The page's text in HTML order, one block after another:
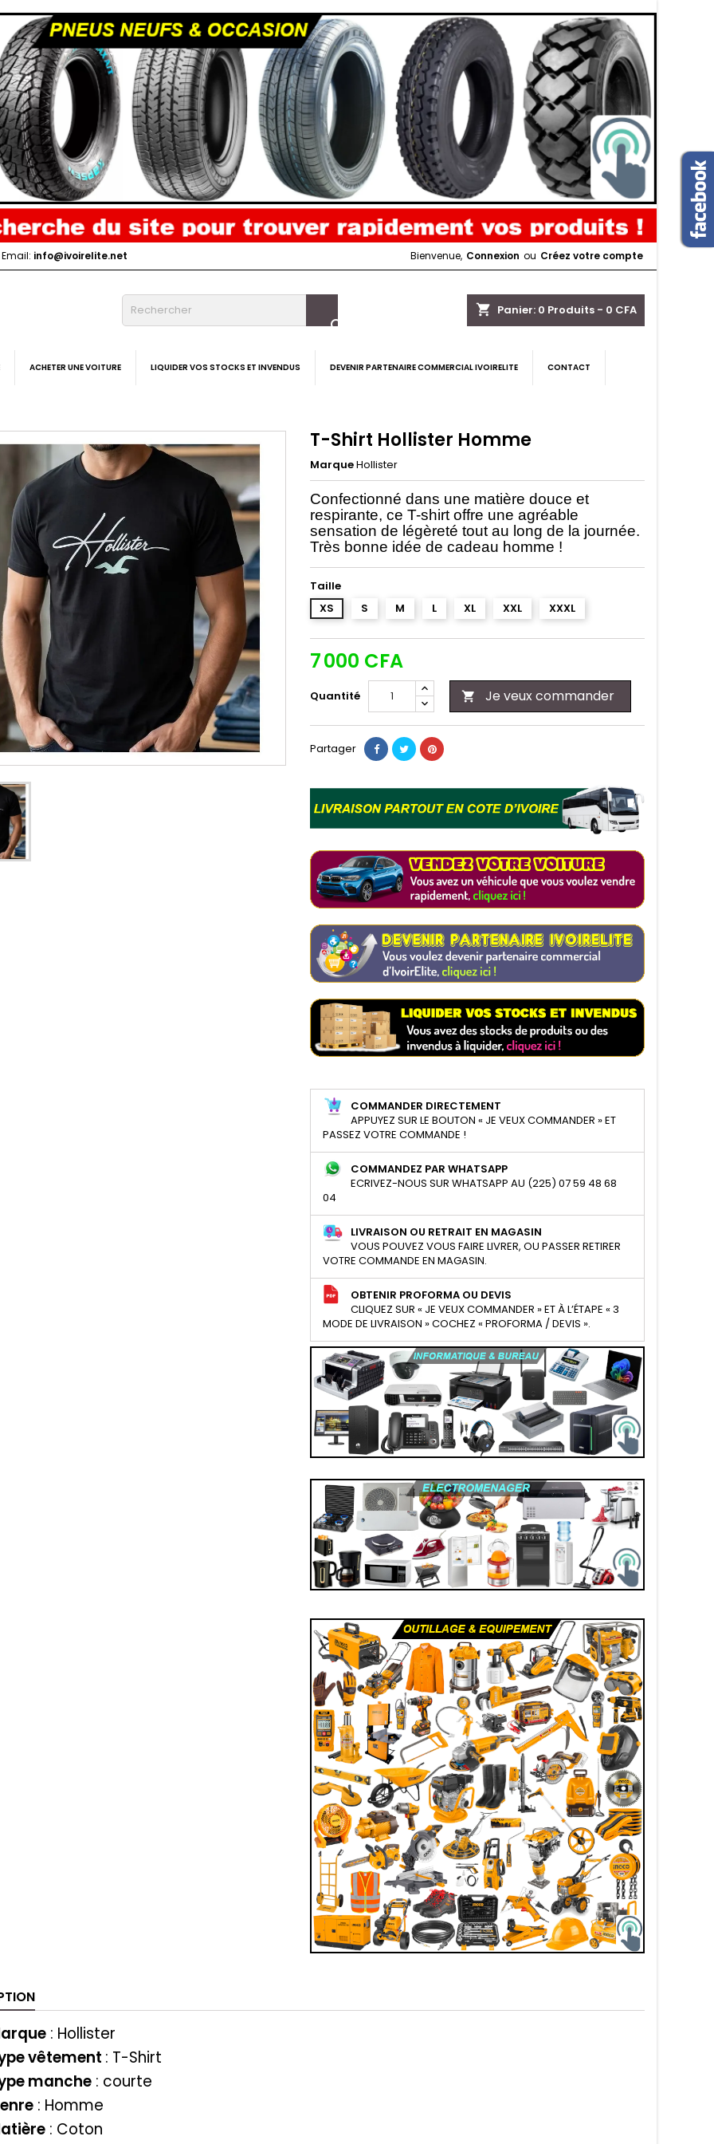
Email: info@ivoirelite.net Bienvenue, Connexion ou Créez votre compte
shopping_cart Panier: 0 Produits - 0 CFA

ACHETER UNE VOITURE LIQUIDER VOS STOCKS ET INVENDUS DEVENIR PARTENAIRE COMMERCIAL IVOIRELITE CONTACT
T-Shirt Hollister Homme
MarqueHollister
Confectionné dans une matière douce et
respirante, ce T-shirt offre une agréable
sensation de légèreté tout au long de la journée.
Très bonne idée de cadeau homme !
Taille
XS
S M L XL XXL XXXL
7 000 CFA
Quantité  Je veux commander
Partager
COMMANDER DIRECTEMENT
APPUYEZ SUR LE BOUTON « JE VEUX COMMANDER » ET
PASSEZ VOTRE COMMANDE !
COMMANDEZ PAR WHATSAPP
ECRIVEZ-NOUS SUR WHATSAPP AU (225) 07 59 48 68
04
LIVRAISON OU RETRAIT EN MAGASIN
VOUS POUVEZ VOUS FAIRE LIVRER, OU PASSER RETIRER
VOTRE COMMANDE EN MAGASIN.
OBTENIR PROFORMA OU DEVIS
CLIQUEZ SUR « JE VEUX COMMANDER » ET À L’ÉTAPE « 3
MODE DE LIVRAISON » COCHEZ « PROFORMA / DEVIS ».
: Hollister
vêtement : T-Shirt
manche : courte
: Homme
: Coton